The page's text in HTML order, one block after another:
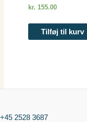
kr. 155.00
Tilføj til kurv
+45 2528 3687